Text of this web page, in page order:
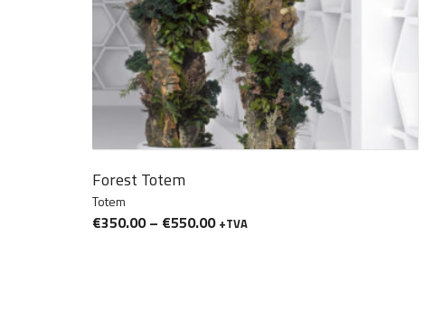
Forest Totem
Totem
€350.00– €550.00 +TVA